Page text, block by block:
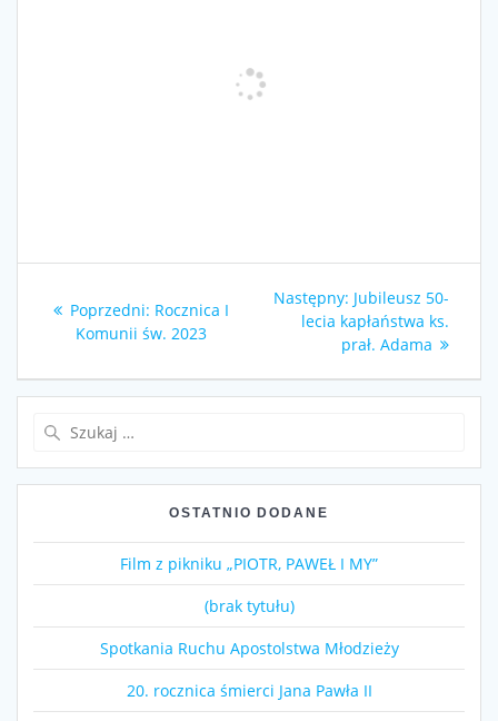
wpisu
Poprzedni: Poprzedni
wpis:
Rocznica I
Komunii św. 2023
Następny: Następny
wpis:
Jubileusz 50-
lecia kapłaństwa ks.
prał. Adama
OSTATNIO DODANE
Film z pikniku „PIOTR, PAWEŁ I MY”
(brak tytułu)
Spotkania Ruchu Apostolstwa Młodzieży
20. rocznica śmierci Jana Pawła II